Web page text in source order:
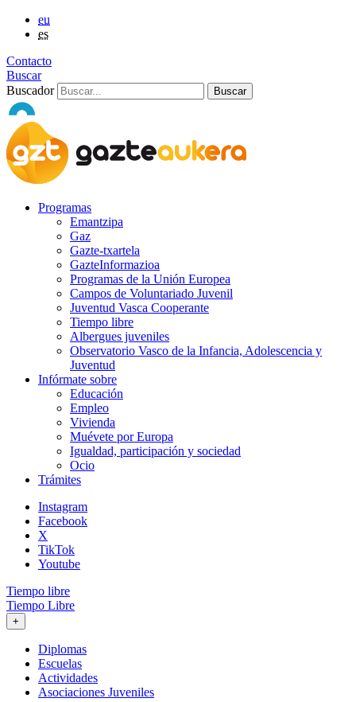
eu
es
Contacto
Buscar
Buscador
Programas
Emantzipa
Gaz
Gazte-txartela
GazteInformazioa
Programas de la Unión Europea
Campos de Voluntariado Juvenil
Juventud Vasca Cooperante
Tiempo libre
Albergues juveniles
Observatorio Vasco de la Infancia, Adolescencia y
Juventud
Infórmate sobre
Educación
Empleo
Vivienda
Muévete por Europa
Igualdad, participación y sociedad
Ocio
Trámites
Instagram
Facebook
X
TikTok
Youtube
Tiempo libre
Tiempo Libre
+
Diplomas
Escuelas
Actividades
Asociaciones Juveniles